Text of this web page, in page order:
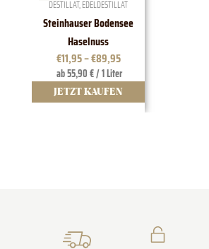
DESTILLAT,EDELDESTILLAT
Steinhauser Bodensee
Haselnuss
€11,95–€89,95
ab 55,90 € / 1 Liter
JETZT KAUFEN